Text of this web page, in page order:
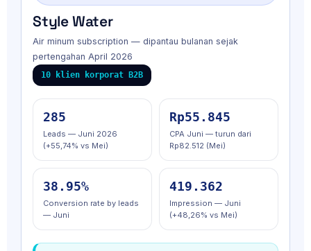
Style Water
Air minum subscription — dipantau bulanan sejak
pertengahan April 2026
10 klien korporat B2B
285
Leads — Juni 2026
(+55,74% vs Mei)
Rp55.845
CPA Juni — turun dari
Rp82.512 (Mei)
38.95%
Conversion rate by leads
— Juni
419.362
Impression — Juni
(+48,26% vs Mei)